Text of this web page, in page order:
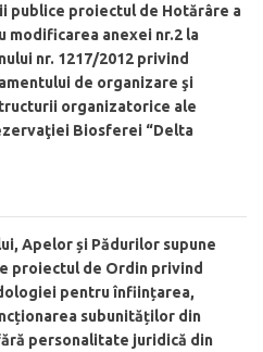
publice proiectul de Hotărâre a
modificarea anexei nr.2 la
nr. 1217/2012 privind
de organizare şi
organizatorice ale
Biosferei “Delta
Apelor și Pădurilor supune
proiectul de Ordin privind
pentru înființarea,
subunităților din
personalitate juridică din